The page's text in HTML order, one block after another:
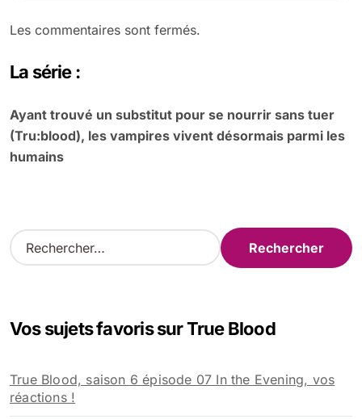
Les commentaires sont fermés.
La série :
Ayant trouvé un substitut pour se nourrir sans tuer
(Tru:blood), les vampires vivent désormais parmi les
humains
R
e
r
e
r
Vos sujets favoris sur True Blood
True Blood, saison 6 épisode 07 In the Evening, vos
réactions !